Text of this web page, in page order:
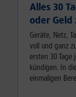
Alles 30
oder Geld
Geräte, Netz,
voll und ganz
ersten 30 Tage
kündigen. In
einmaligen